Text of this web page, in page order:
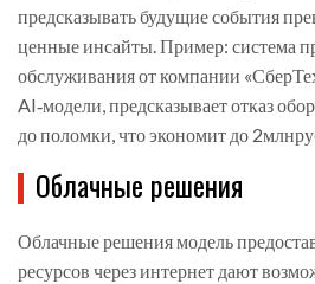
предсказывать будущие события
ценные инсайты. Пример: система
обслуживания от компании
AI‑модели, предсказывает отказ
до поломки, что экономит до
Облачные решения
Облачные решениямодель
ресурсов через интернет дают